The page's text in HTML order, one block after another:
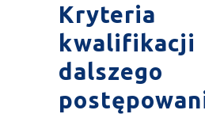
Kryteria
dalszego